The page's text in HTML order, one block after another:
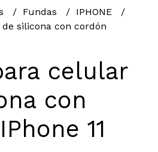
Fundas
IPHONE
silicona con cordón
celular
con
11